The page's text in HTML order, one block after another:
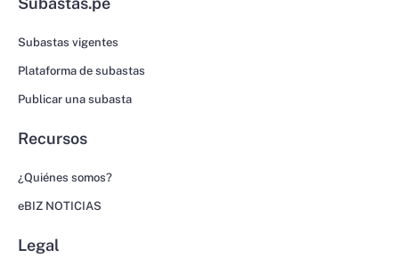
Subastas vigentes
Plataforma de subastas
Publicar una subasta
Recursos
¿Quiénes somos?
eBIZ NOTICIAS
Legal